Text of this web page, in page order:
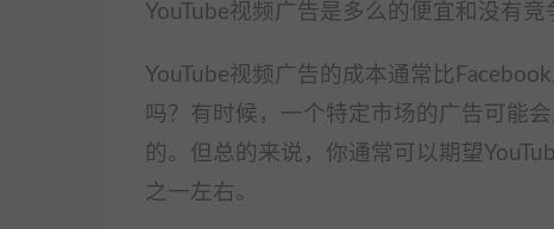
YouTube视频广告是多么的便宜和没有竞
YouTube视频广告的成本通常比
吗？有时候，一个特定市场的广告可能
的。但总的来说，你通常可以期望
之一左右。